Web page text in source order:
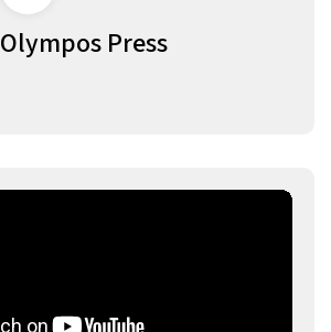
Olympos Press